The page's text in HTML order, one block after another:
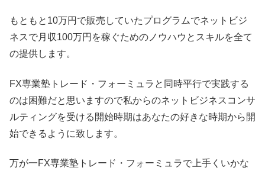
もともと10万円で販売していたプログラムでネットビジ
ネスで月収100万円を稼ぐためのノウハウとスキルを全て
の提供します。
FX専業塾トレード・フォーミュラと同時平行で実践する
のは困難だと思いますので私からのネットビジネスコンサ
ルティングを受ける開始時期はあなたの好きな時期から開
始できるように致します。
万が一FX専業塾トレード・フォーミュラで上手くいかな